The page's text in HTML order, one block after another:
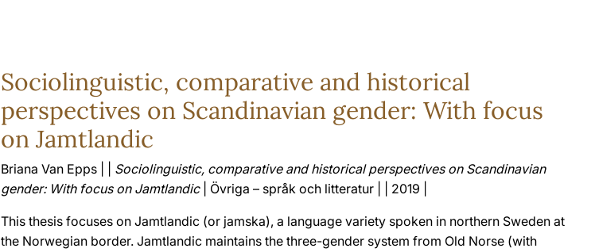
Sociolinguistic, comparative and historical
perspectives on Scandinavian gender: With focus
on Jamtlandic
Briana Van Epps | | Sociolinguistic, comparative and historical perspectives on Scandinavian
gender: With focus on Jamtlandic| Övriga – språk och litteratur | | 2019 |
This thesis focuses on Jamtlandic (or jamska), a language variety spoken in northern Sweden at
the Norwegian border. Jamtlandic maintains the three-gender system from Old Norse (with